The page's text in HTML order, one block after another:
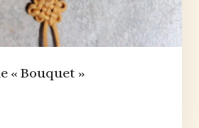
« Bouquet »